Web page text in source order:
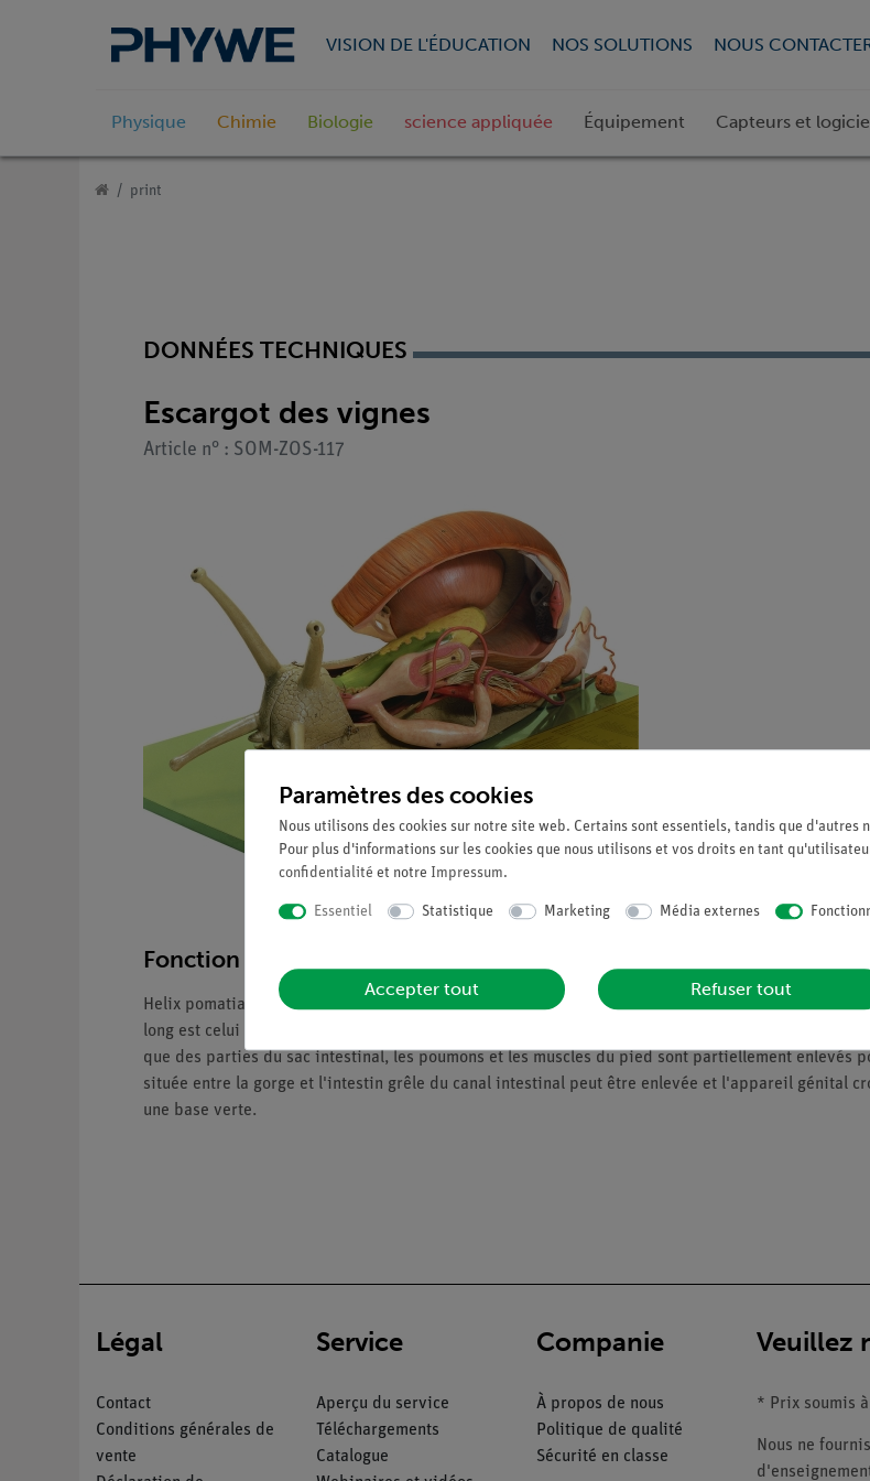
VISION DE L'ÉDUCATION NOS SOLUTIONS NOUS
Physique Chimie Biologie science appliquée Équipement Capteurs et
print
DONNÉES TECHNIQUES
Escargot des vignes
Article n° : SOM-ZOS-117
Fonction et Applications
Helix pomatia L., agrandi environ 6 fois, dans SOMSO-Plast®. D'après Christian Groß, chef du
long est celui d'un escargot rampant et comestible. La vue de droite montre la coquille, celle de
que des parties du sac intestinal, les poumons et les muscles du pied sont partiellement enlevés
située entre la gorge et l'intestin grêle du canal intestinal peut être enlevée et l'appareil génital
une base verte.
Légal
Contact
Conditions générales de
vente
Service
Aperçu du service
Téléchargements
Catalogue
Companie
À propos de nous
Politique de qualité
Sécurité en classe
Veuillez
* Prix soumis à
Nous ne
Paramètres des cookies
Nous utilisons des cookies sur notre site web. Certains sont essentiels, tandis que
Pour plus d'informations sur les cookies que nous utilisons et vos droits en tant
confidentialité et notre Impressum.
Essentiel Statistique Marketing Média externes
Accepter tout Refuser tout